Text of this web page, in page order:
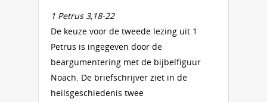
1 Petrus 3,18-22
De keuze voor de tweede lezing uit 1
Petrus is ingegeven door de
beargumentering met de bijbelfiguur
Noach. De briefschrijver ziet in de
heilsgeschiedenis twee